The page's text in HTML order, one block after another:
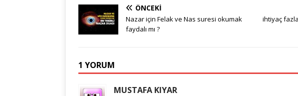
ÖNCEKI
Nazar için Felak ve Nas suresi okumak
faydalı mı ?
ihtiyaç
1 YORUM
MUSTAFA KIYAR